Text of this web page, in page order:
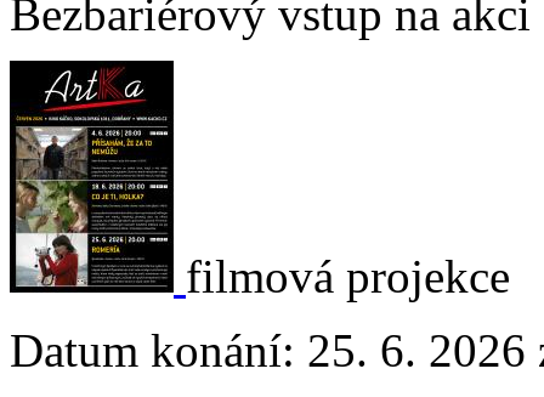
Bezbariérový vstup na akci
filmová projekce
Datum konání: 25. 6. 2026